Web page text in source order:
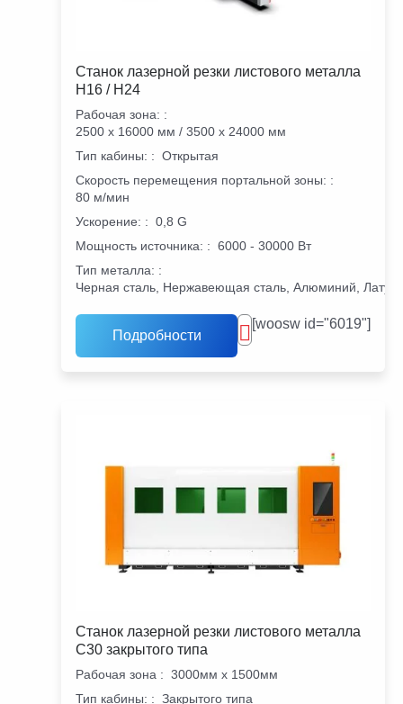
Станок лазерной резки листового металла
H16 / H24
Рабочая зона: :
2500 х 16000 мм / 3500 х 24000 мм
Тип кабины: : Открытая
Скорость перемещения портальной зоны: :
80 м/мин
Ускорение: : 0,8 G
Мощность источника: : 6000 - 30000 Вт
Тип металла: :
Черная сталь, Нержавеющая сталь, Алюминий,
Подробности
[woosw id="6019"]
Станок лазерной резки листового металла
C30 закрытого типа
Рабочая зона : 3000мм х 1500мм
Тип кабины: : Закрытого типа